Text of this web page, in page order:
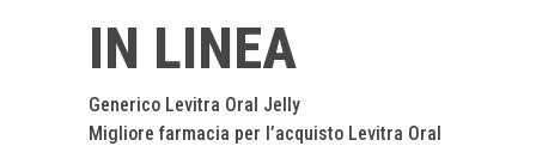
IN LINEA
Generico Levitra Oral Jelly
Migliore farmacia per l’acquisto Levitra Oral